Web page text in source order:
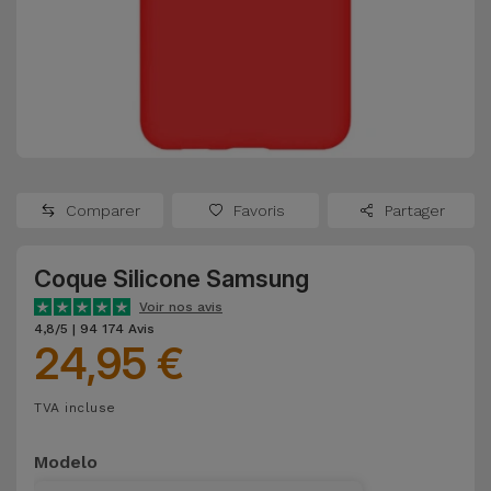
OnePlus
Google
Reconditionnés
Reconditionnés
Consoles de
Jeux
Reconditionnées
Voir
tout
Batteries
Chargeurs
Ecouteurs
et
Enceintes
Montres
Comparer Favoris Partager
Coque Silicone Samsung
Voir nos avis
4,8/5 | 94 174 Avis
24,95 €
TVA incluse
Modelo